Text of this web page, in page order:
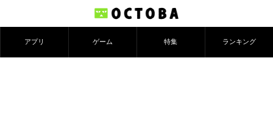
アプリ ゲーム 特集 ランキング